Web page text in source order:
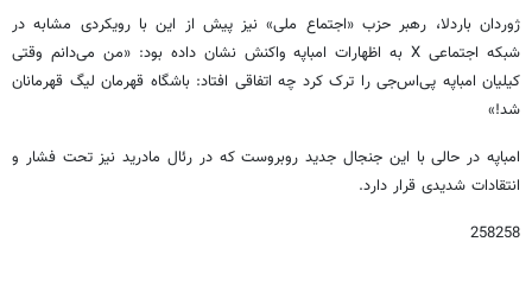
ژوردان باردلا، رهبر حزب «اجتماع ملی» نیز پیش از این با رویکردی مشابه در
شبکه اجتماعی X به اظهارات امباپه واکنش نشان داده بود: «من می‌دانم وقتی
کیلیان امباپه پی‌اس‌جی را ترک کرد چه اتفاقی افتاد: باشگاه قهرمان لیگ قهرمانان
شد!»
امباپه در حالی با این جنجال جدید روبروست که در رئال مادرید نیز تحت فشار و
انتقادات شدیدی قرار دارد.
258258